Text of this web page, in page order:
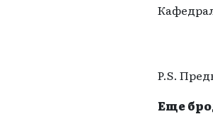
P.S.
Еще